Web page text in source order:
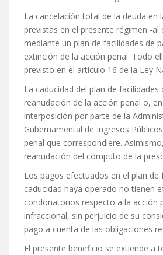
La cancelación total de la deuda en
previstas en el presente régimen -al
mediante un plan de facilidades de
extinción de la acción penal. Todo
previsto en el artículo 16 de la Ley
La caducidad del plan de facilidades
reanudación de la acción penal o,
interposición por parte de la
Gubernamental de Ingresos
penal que correspondiere.
reanudación del cómputo de la
Los pagos efectuados en el plan de
caducidad haya operado no tienen
condonatorios respecto a la acción
infraccional, sin perjuicio de su
pago a cuenta de las obligaciones
El presente beneficio se extiende a